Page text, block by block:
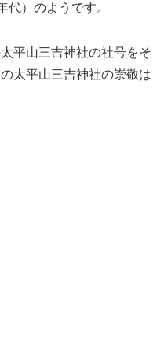
）のようです。
平山三吉神社の社号をそ
太平山三吉神社の崇敬は